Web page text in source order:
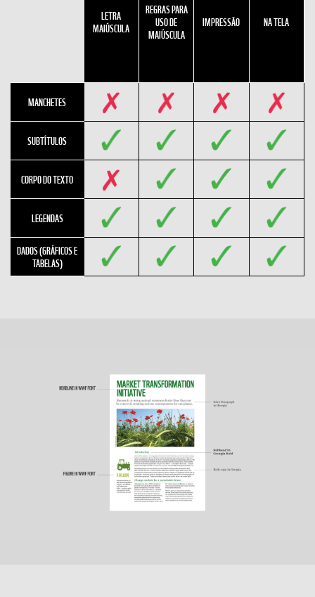
LETRA
MAIÚSCULA
REGRAS PARA
USO DE
MAIÚSCULA
IMPRESSÃO NA TELA
MANCHETES
SUBTÍTULOS
CORPO DO TEXTO
LEGENDAS
DADOS (GRÁFICOS E
TABELAS)